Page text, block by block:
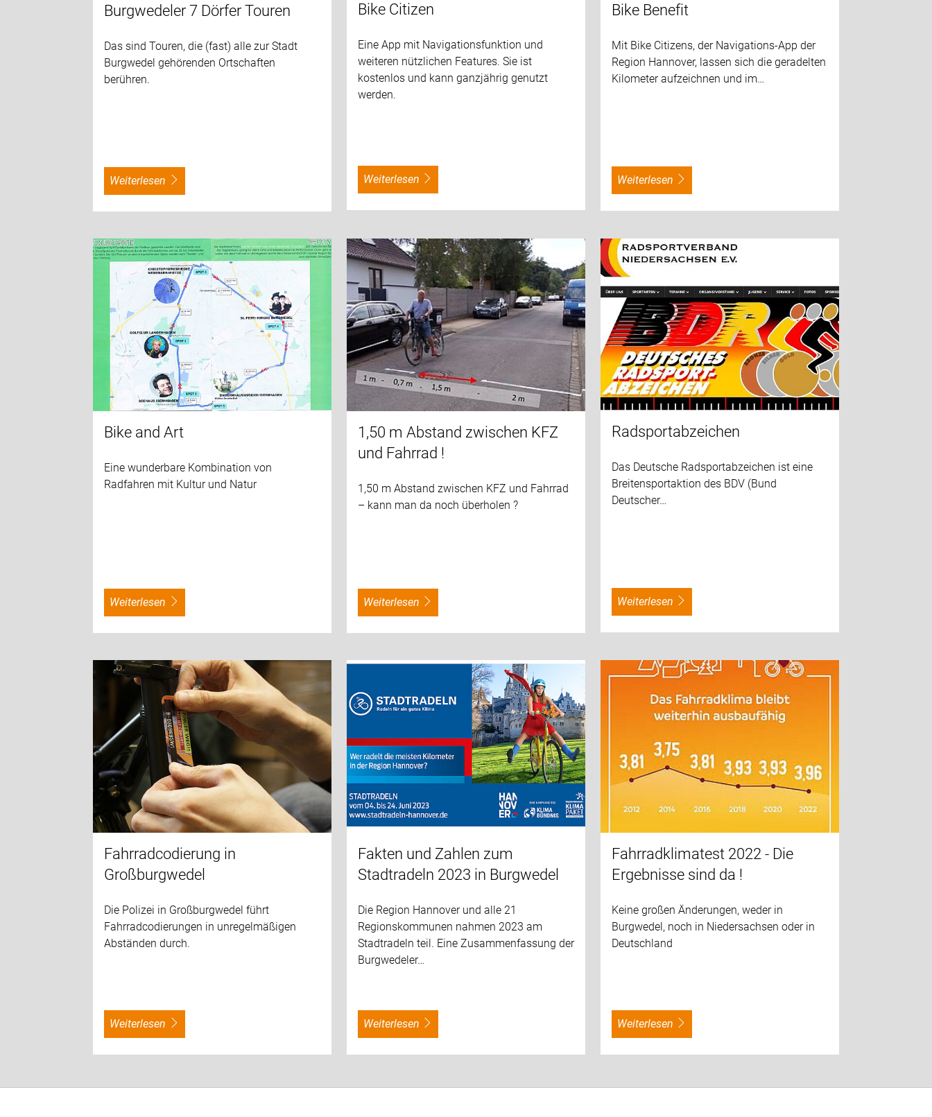
Burgwedeler 7 Dörfer Touren
Das sind Touren, die (fast) alle zur Stadt
Burgwedel gehörenden Ortschaften
berühren.
weiterlesen
Bike Citizen
Eine App mit Navigationsfunktion und
weiteren nützlichen Features. Sie ist
kostenlos und kann ganzjährig genutzt
werden.
weiterlesen
Bike Benefit
Mit Bike Citizens, der Navigations-App der
Region Hannover, lassen sich die geradelten
Kilometer aufzeichnen und im…
weiterlesen
Bike and Art
Eine wunderbare Kombination von
Radfahren mit Kultur und Natur
weiterlesen
1,50 m Abstand zwischen KFZ
und Fahrrad !
1,50 m Abstand zwischen KFZ und Fahrrad
– kann man da noch überholen ?
weiterlesen
Radsportabzeichen
Das Deutsche Radsportabzeichen ist eine
Breitensportaktion des BDV (Bund
Deutscher…
weiterlesen
Fahrradcodierung in
Großburgwedel
Die Polizei in Großburgwedel führt
Fahrradcodierungen in unregelmäßigen
Abständen durch.
weiterlesen
Fakten und Zahlen zum
Stadtradeln 2023 in Burgwedel
Die Region Hannover und alle 21
Regionskommunen nahmen 2023 am
Stadtradeln teil. Eine Zusammenfassung der
Burgwedeler…
weiterlesen
Fahrradklimatest 2022 - Die
Ergebnisse sind da !
Keine großen Änderungen, weder in
Burgwedel, noch in Niedersachsen oder in
Deutschland
weiterlesen